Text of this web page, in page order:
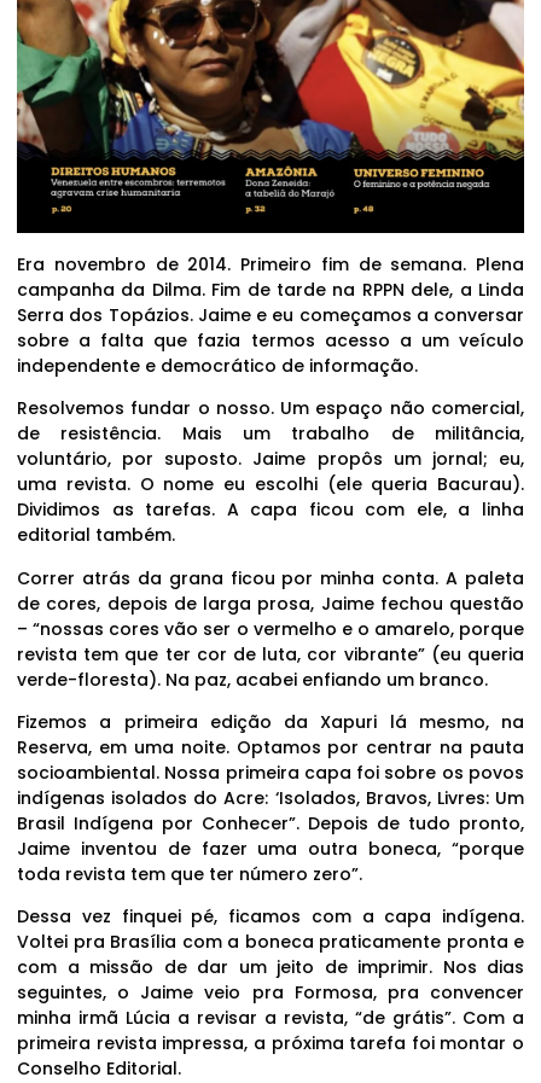
Era novembro de 2014. Primeiro fim de semana. Plena
campanha da Dilma. Fim de tarde na RPPN dele, a Linda
Serra dos Topázios. Jaime e eu começamos a conversar
sobre a falta que fazia termos acesso a um veículo
independente e democrático de informação.
Resolvemos fundar o nosso. Um espaço não comercial,
de resistência. Mais um trabalho de militância,
voluntário, por suposto. Jaime propôs um jornal; eu,
uma revista. O nome eu escolhi (ele queria Bacurau).
Dividimos as tarefas. A capa ficou com ele, a linha
editorial também.
Correr atrás da grana ficou por minha conta. A paleta
de cores, depois de larga prosa, Jaime fechou questão
– “nossas cores vão ser o vermelho e o amarelo, porque
revista tem que ter cor de luta, cor vibrante” (eu queria
verde-floresta). Na paz, acabei enfiando um branco.
Fizemos a primeira edição da Xapuri lá mesmo, na
Reserva, em uma noite. Optamos por centrar na pauta
socioambiental. Nossa primeira capa foi sobre os povos
indígenas isolados do Acre: ‘Isolados, Bravos, Livres: Um
Brasil Indígena por Conhecer”. Depois de tudo pronto,
Jaime inventou de fazer uma outra boneca, “porque
toda revista tem que ter número zero”.
Dessa vez finquei pé, ficamos com a capa indígena.
Voltei pra Brasília com a boneca praticamente pronta e
com a missão de dar um jeito de imprimir. Nos dias
seguintes, o Jaime veio pra Formosa, pra convencer
minha irmã Lúcia a revisar a revista, “de grátis”. Com a
primeira revista impressa, a próxima tarefa foi montar o
Conselho Editorial.